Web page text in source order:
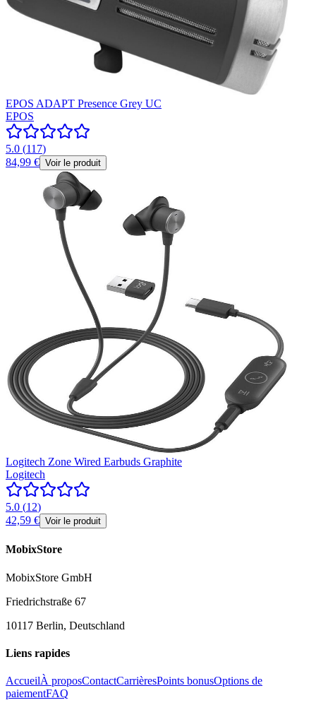
EPOS ADAPT Presence Grey UC
EPOS
5.0 (117)
84,99 € Voir le produit
Logitech Zone Wired Earbuds Graphite
Logitech
5.0 (12)
42,59 € Voir le produit
MobixStore
MobixStore GmbH
Friedrichstraße 67
10117 Berlin, Deutschland
Liens rapides
AccueilÀ proposContactCarrièresPoints bonusOptions de
paiementFAQ